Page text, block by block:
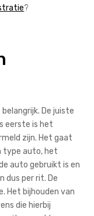
?
De juiste
eerste is het
zijn. Het gaat
type auto, het
auto gebruikt is en
dus per rit. De
Het bijhouden van
die hierbij